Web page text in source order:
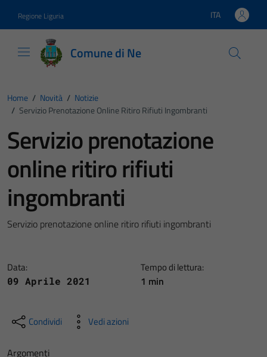
Regione Liguria Lingua attiva:
ITA
Comune di Ne
Home / Novità / Notizie
/ Servizio Prenotazione Online Ritiro Rifiuti Ingombranti
Servizio prenotazione
online ritiro rifiuti
ingombranti
Servizio prenotazione online ritiro rifiuti ingombranti
Data:
09 Aprile 2021
Tempo di lettura:
1 min
Condividi Vedi azioni
Argomenti